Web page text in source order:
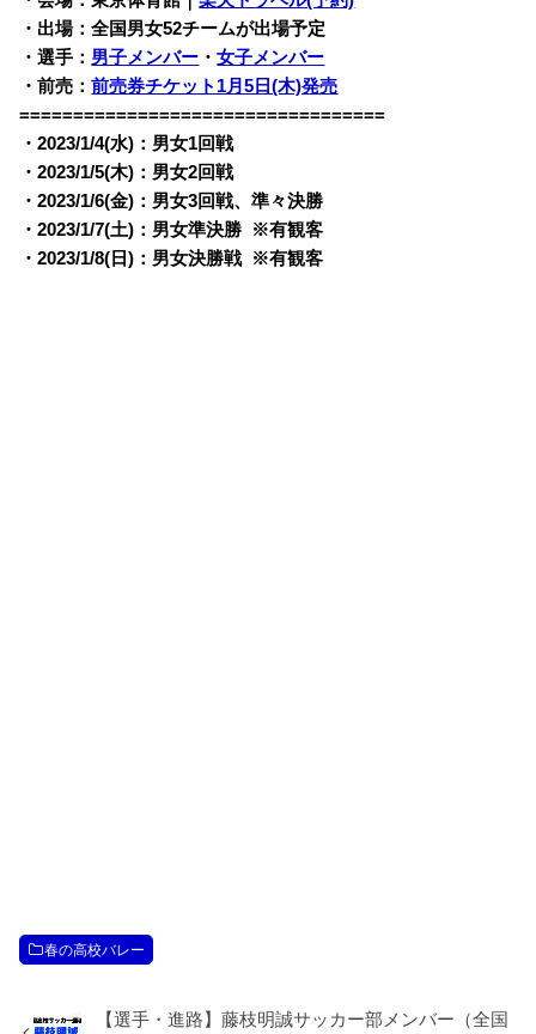
・出場：全国男女52チームが出場予定
・選手： 男子メンバー ・女子メンバー
・前売：前売券チケット1月5日(木)発売
==================================
・2023/1/4(水)：男女1回戦
・2023/1/5(木)：男女2回戦
・2023/1/6(金)：男女3回戦、準々決勝
・2023/1/7(土)：男女準決勝 ※有観客
・2023/1/8(日)：男女決勝戦 ※有観客
春の高校バレー
【選手・進路】藤枝明誠サッカー部メンバー（全国